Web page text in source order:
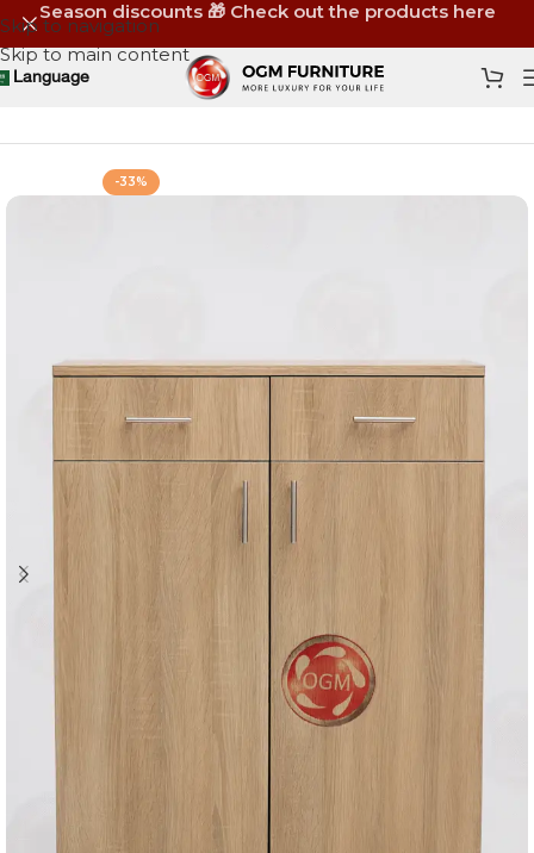
Skip to navigation
Skip to main content
Season discounts 🎁 Check out the products here
Language
Home Shop Shoe Racks
-33%